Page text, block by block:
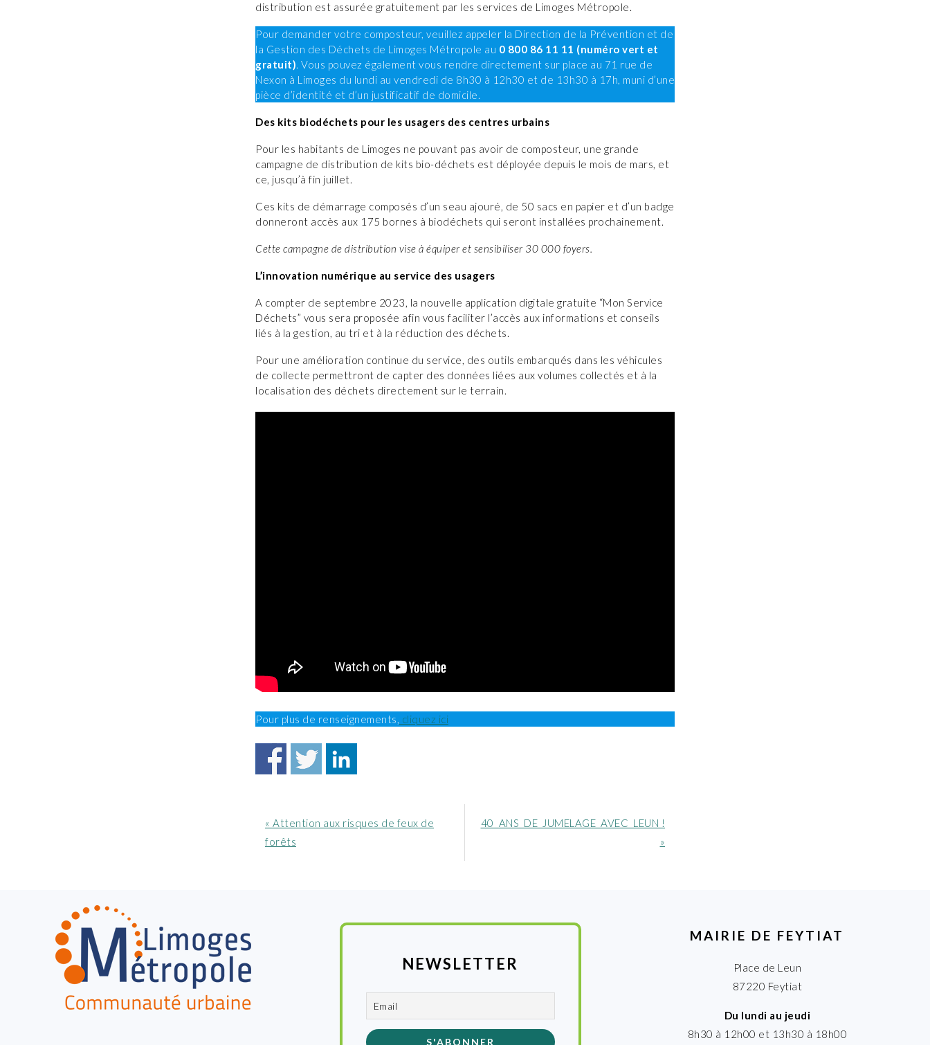
distribution est assurée gratuitement par les services de Limoges Métropole.
Pour demander votre composteur, veuillez appeler la Direction de la Prévention et de
la Gestion des Déchets de Limoges Métropole au 0 800 86 11 11 (numéro vert et
gratuit). Vous pouvez également vous rendre directement sur place au 71 rue de
Nexon à Limoges du lundi au vendredi de 8h30 à 12h30 et de 13h30 à 17h, muni d’une
pièce d’identité et d’un justificatif de domicile.
Des kits biodéchets pour les usagers des centres urbains
Pour les habitants de Limoges ne pouvant pas avoir de composteur, une grande
campagne de distribution de kits bio-déchets est déployée depuis le mois de mars, et
ce, jusqu’à fin juillet.
Ces kits de démarrage composés d’un seau ajouré, de 50 sacs en papier et d’un badge
donneront accès aux 175 bornes à biodéchets qui seront installées prochainement.
Cette campagne de distribution vise à équiper et sensibiliser 30 000 foyers.
L’innovation numérique au service des usagers
A compter de septembre 2023, la nouvelle application digitale gratuite “Mon Service
Déchets” vous sera proposée afin vous faciliter l’accès aux informations et conseils
liés à la gestion, au tri et à la réduction des déchets.
Pour une amélioration continue du service, des outils embarqués dans les véhicules
de collecte permettront de capter des données liées aux volumes collectés et à la
localisation des déchets directement sur le terrain.
Pour plus de renseignements, cliquez ici
Article
précédent
« Attention aux risques de feux de
forêts
Article
40 ANS DE JUMELAGE AVEC LEUN !
»
NEWSLETTER
MAIRIE DE FEYTIAT
Place de Leun
87220 Feytiat
Du lundi au jeudi
8h30 à 12h00 et 13h30 à 18h00